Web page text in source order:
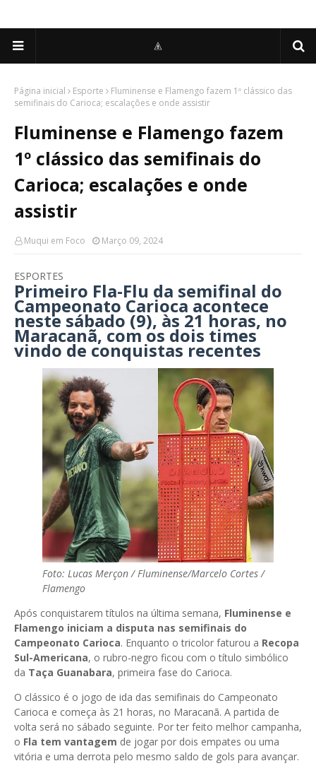
Página inicial Esporte
Fluminense e Flamengo fazem 1º clássico das
semifinais do Carioca; escalações e onde assistir
Fluminense e Flamengo fazem
1º clássico das semifinais do
Carioca; escalações e onde
assistir
Muqui em Foco Março 09, 2024
ESPORTES
Primeiro Fla-Flu da semifinal do
Campeonato Carioca acontece
neste sábado (9), às 21 horas, no
Maracanã, com os dois times
vindo de conquistas recentes
Foto: Lucas Merçon / Fluminense/Marcelo Cortes /
Flamengo
Após conquistarem títulos na última semana, Fluminense e
Flamengo iniciam a disputa nas semifinais do
Campeonato Carioca. Enquanto o tricolor faturou a Recopa
Sul-Americana, o rubro-negro ficou com o título simbólico
da Taça Guanabara, primeira fase do Carioca.
O clássico é o jogo de ida das semifinais do Campeonato
Carioca e começa às 21 horas, no Maracanã. A partida de
volta será no sábado seguinte. Por ter feito melhor campanha,
o Fla tem vantagem de jogar por dois empates ou uma
vitória e uma derrota pelo mesmo saldo de gols para avançar.